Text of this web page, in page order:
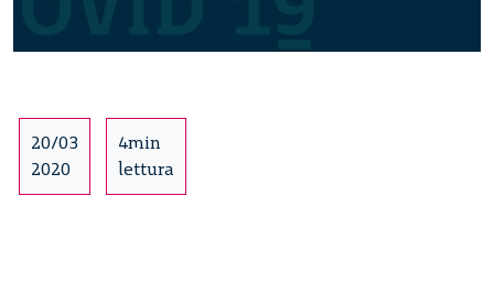
20/03
2020
4min
lettura